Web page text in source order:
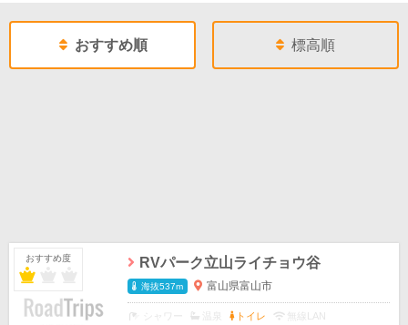
おすすめ順 標高順
おすすめ度 RVパーク立山ライチョウ谷
海抜537m 富山県富山市
トイレ
無線LAN